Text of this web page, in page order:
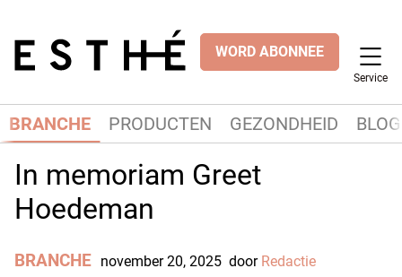
WORD ABONNEE
Service
BRANCHE PRODUCTEN GEZONDHEID
In memoriam Greet
Hoedeman
BRANCHE november 20, 2025 door Redactie